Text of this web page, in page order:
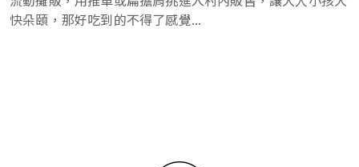
快朵頤，那好吃到的不得了感覺...